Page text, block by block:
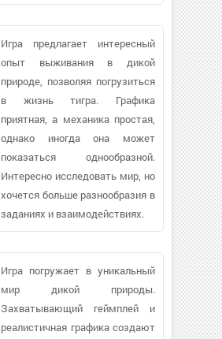
Игра предлагает интересный
опыт выживания в дикой
природе, позволяя погрузиться
в жизнь тигра. Графика
приятная, а механика простая,
однако иногда она может
показаться однообразной.
Интересно исследовать мир, но
хочется больше разнообразия в
заданиях и взаимодействиях.
Игра погружает в уникальный
мир дикой природы.
Захватывающий геймплей и
реалистичная графика создают